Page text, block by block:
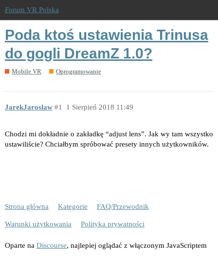
Forum VR Polska
Poda ktoś ustawienia Trinusa
do gogli DreamZ 1.0?
Mobile VR Oprogramowanie
JarekJaroslaw 1 Sierpień 2018 11:49
1
Chodzi mi dokładnie o zakładkę “adjust lens”. Jak wy tam wszystko
ustawiliście? Chciałbym spróbować presety innych użytkowników.
Strona główna Kategorie FAQ/Przewodnik
Warunki użytkowania Polityka prywatności
Oparte na Discourse, najlepiej oglądać z włączonym JavaScriptem